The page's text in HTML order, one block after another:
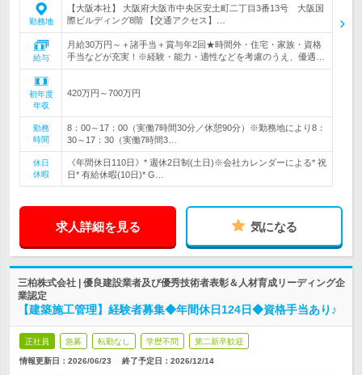
勤務地
【大阪本社】 大阪府大阪市中央区安土町二丁目3番13号 大阪国
際ビルディング8階 【交通アクセス】…
給与
月給30万円～＋諸手当＋賞与年2回★時間外・住宅・家族・資格
手当などが充実！※経験・能力・適性などを考慮のうえ、優遇…
初年度
年収
420万円～700万円
勤務
時間
8：00～17：00（実働7時間30分／休憩90分）※勤務地により8：
30～17：30（実働7時間3…
休日
休暇
《年間休日110日》* 週休2日制(土日)※会社カレンダーによる* 祝
日* 有給休暇(10日)* G…
求人詳細を見る 気になる
三柏株式会社 | 優良建設業者及び優秀技術者表彰＆人材育成リーディング企
業認定
【建築施工管理】経験者募集◆年間休日124日◆資格手当あり♪
正社員 急募 転勤なし 学歴不問 第二新卒歓迎
情報更新日：2026/06/23 終了予定日： 2026/12/14